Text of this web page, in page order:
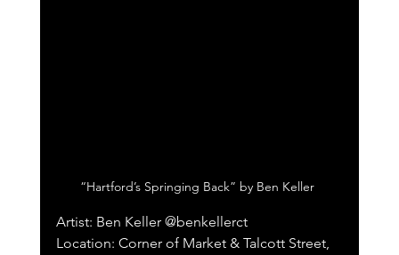
“Hartford’s Springing Back” by Ben Keller
Artist: Ben Keller @benkellerct
Location: Corner of Market & Talcott Street,